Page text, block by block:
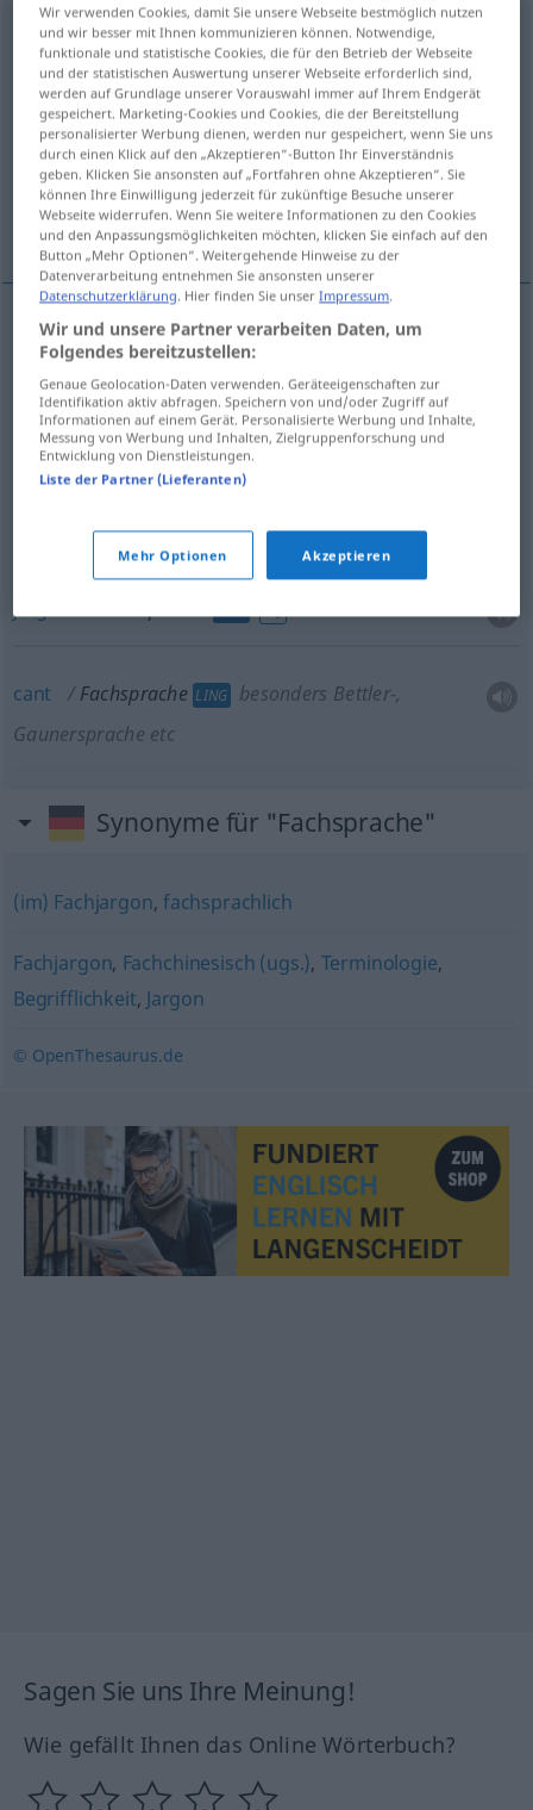
Fachsprachef
Übersicht aller Übersetzungen
(Für mehr Details die Übersetzung anklicken/antippen)
jargon cant
technical language, terminology
technical(od professional)
Fachsprache LING einer Berufsgruppe etc
(technicalodprofessional)terminology
Fachsprache LING einer Berufsgruppe etc
jargon
cant Fachsprache LING
besonders Bettler-,
Gaunersprache etc
Synonyme für "Fachsprache"
(im) Fachjargon, fachsprachlich
Fachjargon, Fachchinesisch (ugs.), Terminologie,
Begrifflichkeit, Jargon
© OpenThesaurus.de
Sagen Sie uns Ihre Meinung!
Wie gefällt Ihnen das Online Wörterbuch?
Wir verwenden Cookies, damit Sie unsere Webseite bestmöglich nutzen
und wir besser mit Ihnen kommunizieren können. Notwendige,
funktionale und statistische Cookies, die für den Betrieb der Webseite
und der statistischen Auswertung unserer Webseite erforderlich sind,
werden auf Grundlage unserer Vorauswahl immer auf Ihrem Endgerät
gespeichert. Marketing-Cookies und Cookies, die der Bereitstellung
personalisierter Werbung dienen, werden nur gespeichert, wenn Sie uns
durch einen Klick auf den „Akzeptieren“-Button Ihr Einverständnis
geben. Klicken Sie ansonsten auf „Fortfahren ohne Akzeptieren“. Sie
können Ihre Einwilligung jederzeit für zukünftige Besuche unserer
Webseite widerrufen. Wenn Sie weitere Informationen zu den Cookies
und den Anpassungsmöglichkeiten möchten, klicken Sie einfach auf den
Button „Mehr Optionen“. Weitergehende Hinweise zu der
Datenverarbeitung entnehmen Sie ansonsten unserer
Datenschutzerklärung. Hier finden Sie unserImpressum.
Wir und unsere Partner verarbeiten Daten, um
Folgendes bereitzustellen:
Genaue Geolocation-Daten verwenden. Geräteeigenschaften zur
Identifikation aktiv abfragen. Speichern von und/oder Zugriff auf
Informationen auf einem Gerät. Personalisierte Werbung und Inhalte,
Messung von Werbung und Inhalten, Zielgruppenforschung und
Entwicklung von Dienstleistungen.
Liste der Partner (Lieferanten)
Mehr Optionen Akzeptieren